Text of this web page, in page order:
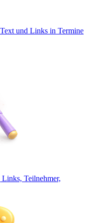
und Links in Termine
Teilnehmer,